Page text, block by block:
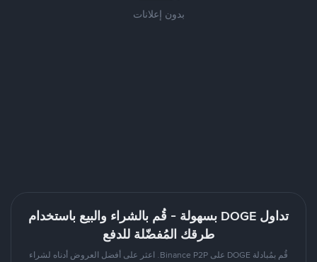
بدون إعلانات
تداول DOGE بسهولة - قُم بالشراء والبيع باستخدام
طرقك المُفضّلة للدفع
قُم بمُبادلة DOGE على Binance P2P. اعثر على أفضل العروض أدناه لشراء